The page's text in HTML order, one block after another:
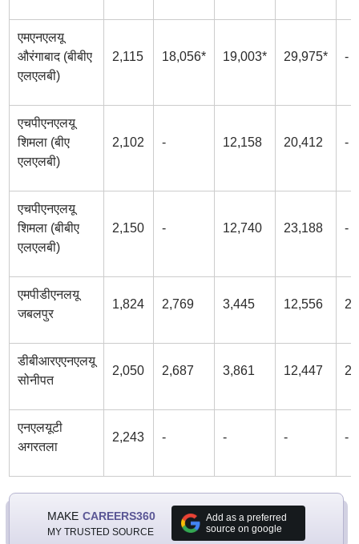
एमएनएलयू
औरंगाबाद (बीबीए
एलएलबी)
2,115 18,056* 19,003* 29,975* -
एचपीएनएलयू
शिमला (बीए
एलएलबी)
2,102 - 12,158 20,412 -
एचपीएनएलयू
शिमला (बीबीए
एलएलबी)
2,150 - 12,740 23,188 -
एमपीडीएनलयू
जबलपुर
1,824 2,769 3,445 12,556
डीबीआरएएनएलयू
सोनीपत
2,050 2,687 3,861 12,447
एनएलयूटी
अगरतला
2,243 - - - -
MAKE CAREERS360
MY TRUSTED SOURCE
Add as a preferred
source on google